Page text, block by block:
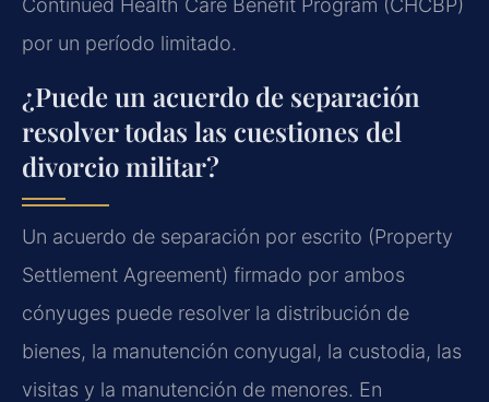
Continued Health Care Benefit Program (CHCBP)
por un período limitado.
¿Puede un acuerdo de separación
resolver todas las cuestiones del
divorcio militar?
Un acuerdo de separación por escrito (Property
Settlement Agreement) firmado por ambos
cónyuges puede resolver la distribución de
bienes, la manutención conyugal, la custodia, las
visitas y la manutención de menores. En